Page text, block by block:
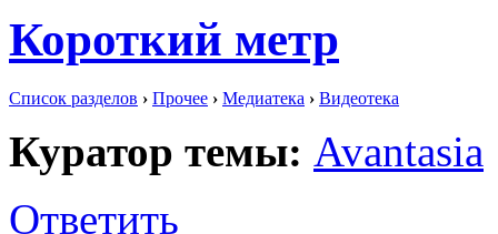
Короткий метр
Список разделов › Прочее › Медиатека › Видеотека
Куратор темы: Avantasia
Ответить